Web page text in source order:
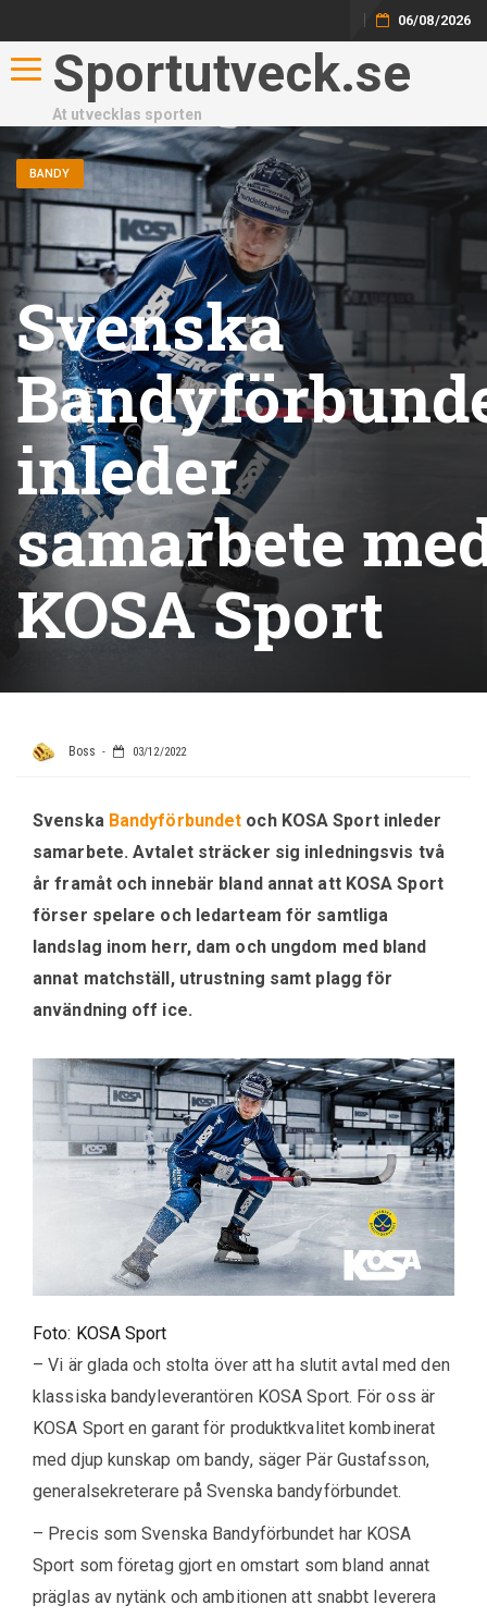
06/08/2026
Toggle navigation
Sportutveck.se
At utvecklas sporten
BANDY
Svenska
inleder
samarbete
KOSA Sport
Boss 03/12/2022
Svenska Bandyförbundet och KOSA Sport inleder
samarbete. Avtalet sträcker sig inledningsvis två
år framåt och innebär bland annat att KOSA Sport
förser spelare och ledarteam för samtliga
landslag inom herr, dam och ungdom med bland
annat matchställ, utrustning samt plagg för
användning off ice.
Foto: KOSA Sport
– Vi är glada och stolta över att ha slutit avtal med den
klassiska bandyleverantören KOSA Sport. För oss är
KOSA Sport en garant för produktkvalitet kombinerat
med djup kunskap om bandy, säger Pär Gustafsson,
generalsekreterare på Svenska bandyförbundet.
– Precis som Svenska Bandyförbundet har KOSA
Sport som företag gjort en omstart som bland annat
präglas av nytänk och ambitionen att snabbt leverera